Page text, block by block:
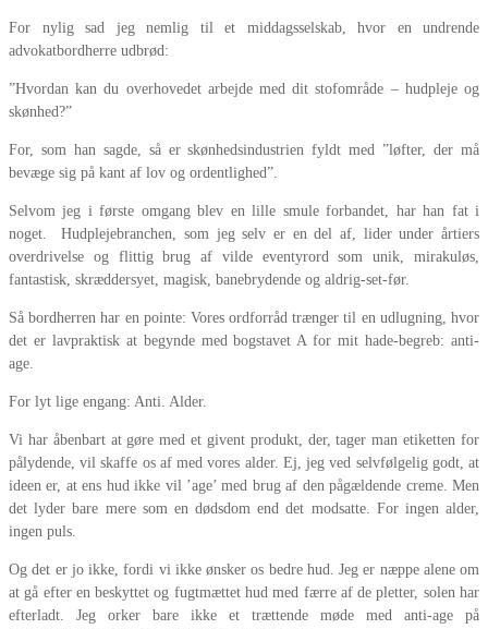
For nylig sad jeg nemlig til et middagsselskab, hvor en undrende
advokatbordherre udbrød:
”Hvordan kan du overhovedet arbejde med dit stofområde – hudpleje og
skønhed?”
For, som han sagde, så er skønhedsindustrien fyldt med ”løfter, der må
bevæge sig på kant af lov og ordentlighed”.
Selvom jeg i første omgang blev en lille smule forbandet, har han fat i
noget. Hudplejebranchen, som jeg selv er en del af, lider under årtiers
overdrivelse og flittig brug af vilde eventyrord som unik, mirakuløs,
fantastisk, skræddersyet, magisk, banebrydende og aldrig-set-før.
Så bordherren har en pointe: Vores ordforråd trænger til en udlugning, hvor
det er lavpraktisk at begynde med bogstavet A for mit hade-begreb: anti-
age.
For lyt lige engang: Anti. Alder.
Vi har åbenbart at gøre med et givent produkt, der, tager man etiketten for
pålydende, vil skaffe os af med vores alder. Ej, jeg ved selvfølgelig godt, at
ideen er, at ens hud ikke vil ’age’ med brug af den pågældende creme. Men
det lyder bare mere som en dødsdom end det modsatte. For ingen alder,
ingen puls.
Og det er jo ikke, fordi vi ikke ønsker os bedre hud. Jeg er næppe alene om
at gå efter en beskyttet og fugtmættet hud med færre af de pletter, solen har
efterladt. Jeg orker bare ikke et trættende møde med anti-age på